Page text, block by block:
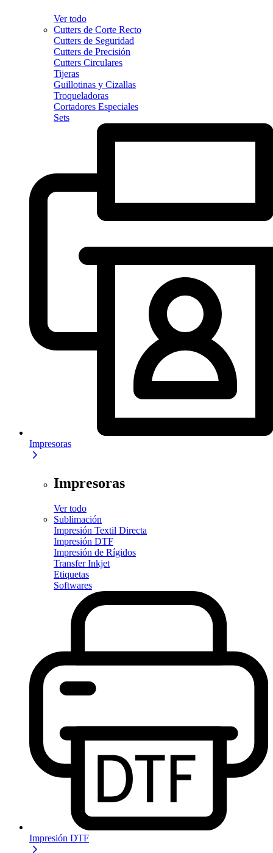
Ver todo
Cutters de Corte Recto
Cutters de Seguridad
Cutters de Precisión
Cutters Circulares
Tijeras
Guillotinas y Cizallas
Troqueladoras
Cortadores Especiales
Sets
Impresoras
Impresoras
Ver todo
Sublimación
Impresión Textil Directa
Impresión DTF
Impresión de Rígidos
Transfer Inkjet
Etiquetas
Softwares
Impresión DTF